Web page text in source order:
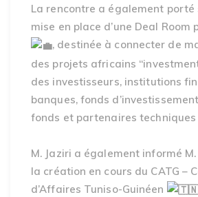
La rencontre a également porté
mise en place d’une Deal Room
, destinée à connecter de
des projets africains
des investisseurs, institutions
banques, fonds
fonds et partenaires
M. Jaziri a également informé
la création en cours du CATG –
d’Affaires Tuniso-Guinéen